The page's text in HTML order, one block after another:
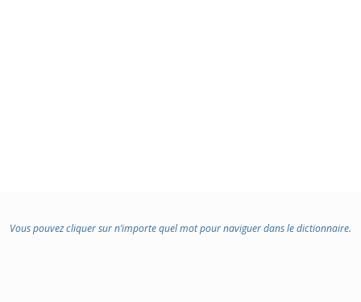
Vous pouvez cliquer sur n’importe quel mot pour naviguer dans le dictionnaire.